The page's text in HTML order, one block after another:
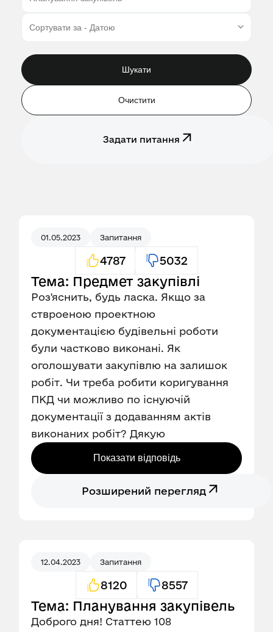
Шукати
Очистити
Задати питання
01.05.2023 Запитання
4787 5032
Тема: Предмет закупівлі
Роз'яснить, будь ласка. Якщо за
ствроеною проектною
документацією будівельні роботи
були частково виконані. Як
оголошувати закупівлю на залишок
робіт. Чи треба робити коригування
ПКД чи можливо по існуючій
документації з додаванням актів
виконаних робіт? Дякую
Показати відповідь
Розширений перегляд
12.04.2023 Запитання
8120 8557
Тема: Планування закупівель
Доброго дня! Статтею 108